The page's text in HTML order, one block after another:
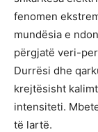
fenomen
mundësia e
përgjatë veri-
Durrësi dhe
krejtësisht
intensiteti.
të lartë.